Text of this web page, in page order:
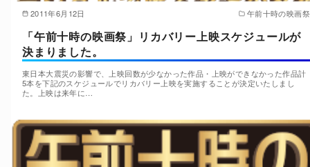
2011年6月12日 午前十時の映画祭
「午前十時の映画祭」リカバリー上映スケジュールが
決まりました。
東日本大震災の影響で、上映回数が少なかった作品・上映ができなかった作品計
5本を下記のスケジュールでリカバリー上映を実施することが決定いたしまし
た。上映は来年に…